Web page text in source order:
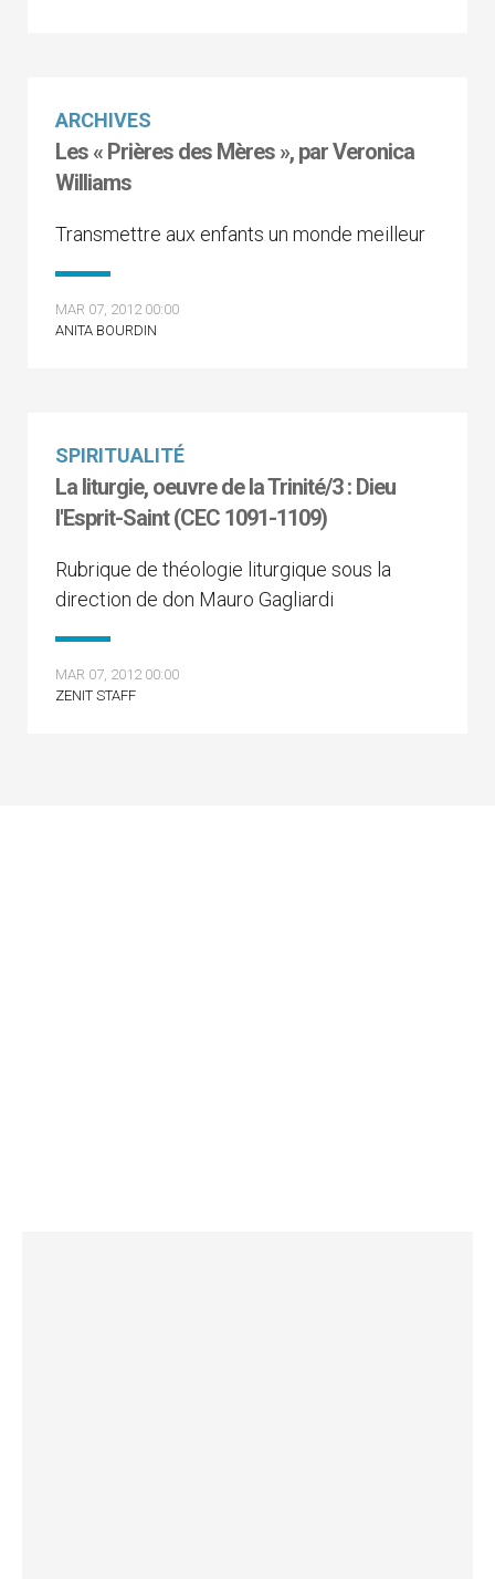
ARCHIVES
Les « Prières des Mères », par Veronica
Williams
Transmettre aux enfants un monde meilleur
MAR 07, 2012 00:00
ANITA BOURDIN
SPIRITUALITÉ
La liturgie, oeuvre de la Trinité/3 : Dieu
l'Esprit-Saint (CEC 1091-1109)
Rubrique de théologie liturgique sous la
direction de don Mauro Gagliardi
MAR 07, 2012 00:00
ZENIT STAFF